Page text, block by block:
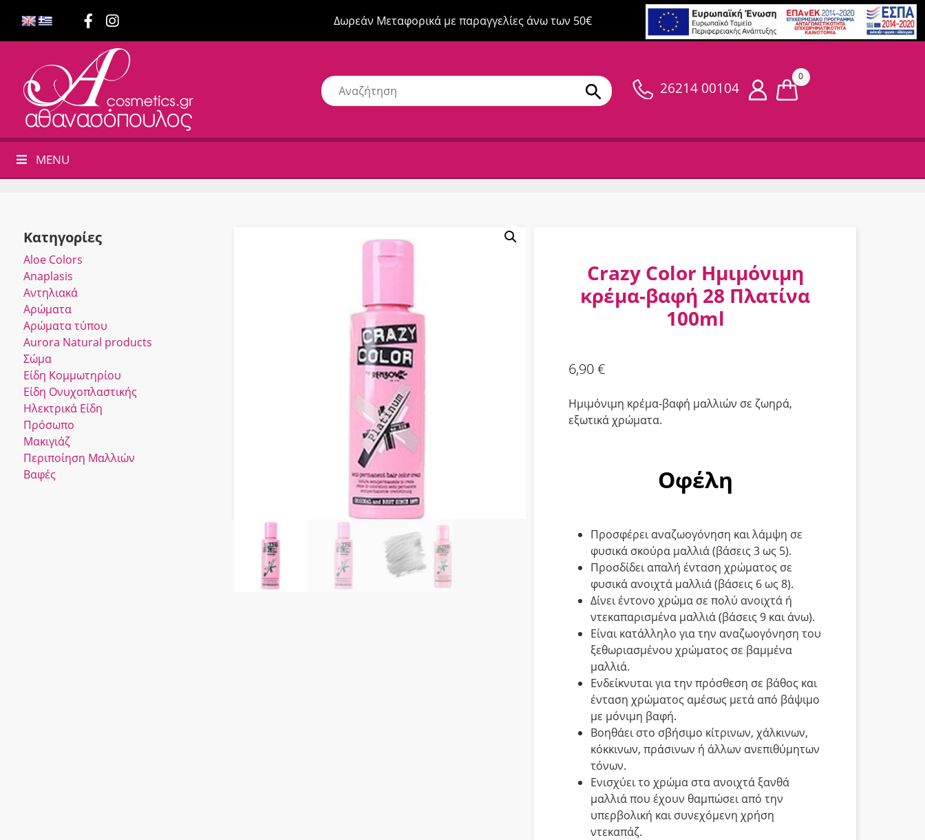
Δωρεάν Μεταφορικά με παραγγελίες άνω των 50€
26214 00104
0
MENU
Κατηγορίες
Αloe Colors
Anaplasis
Αντηλιακά
Αρώματα
Αρώματα τύπου
Αurora Νatural products
Σώμα
Είδη Κομμωτηρίου
Είδη Ονυχοπλαστικής
Ηλεκτρικά Είδη
Πρόσωπο
Μακιγιάζ
Περιποίηση Μαλλιών
Βαφές
Crazy Color Ημιμόνιμη
κρέμα-βαφή 28 Πλατίνα
100ml
6,90€
Ημιμόνιμη κρέμα-βαφή μαλλιών σε ζωηρά,
εξωτικά χρώματα.
Οφέλη
Προσφέρει αναζωογόνηση και λάμψη σε
φυσικά σκούρα μαλλιά (βάσεις 3 ως 5).
Προσδίδει απαλή ένταση χρώματος σε
φυσικά ανοιχτά μαλλιά (βάσεις 6 ως 8).
Δίνει έντονο χρώμα σε πολύ ανοιχτά ή
ντεκαπαρισμένα μαλλιά (βάσεις 9 και άνω).
Είναι κατάλληλο για την αναζωογόνηση του
ξεθωριασμένου χρώματος σε βαμμένα
μαλλιά.
Ενδείκνυται για την πρόσθεση σε βάθος και
ένταση χρώματος αμέσως μετά από βάψιμο
με μόνιμη βαφή.
Βοηθάει στο σβήσιμο κίτρινων, χάλκινων,
κόκκινων, πράσινων ή άλλων ανεπιθύμητων
τόνων.
Ενισχύει το χρώμα στα ανοιχτά ξανθά
μαλλιά που έχουν θαμπώσει από την
υπερβολική και συνεχόμενη χρήση
ντεκαπάζ.